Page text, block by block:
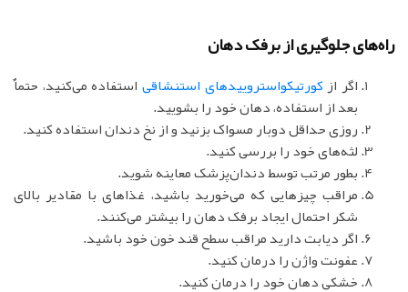
راه‌های جلوگیری از برفک دهان
اگر ازکورتیکواستروییدهای استنشاقی استفاده می‌کنید، حتماٌ
بعد از استفاده، دهان خود را بشویید.
روزی حداقل دوبار مسواک بزنید و از نخ دندان استفاده کنید.
لثه‌های خود را بررسی کنید.
بطور مرتب توسط دندان‌پزشک معاینه شوید.
مراقب چیزهایی که می‌خورید باشید، غذاهای با مقادیر بالای
شکر احتمال ایجاد برفک دهان را بیشتر می‌کنند.
اگر دیابت دارید مراقب سطح قند خون خود باشید.
عفونت واژن را درمان کنید.
خشکی دهان خود را درمان کنید.